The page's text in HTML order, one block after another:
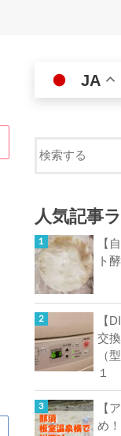
JA
人気記事
【
ト
【
交
（
１
【
め